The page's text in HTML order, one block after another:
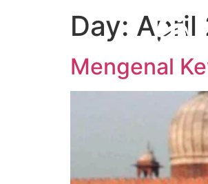
Day: April
Mengenal